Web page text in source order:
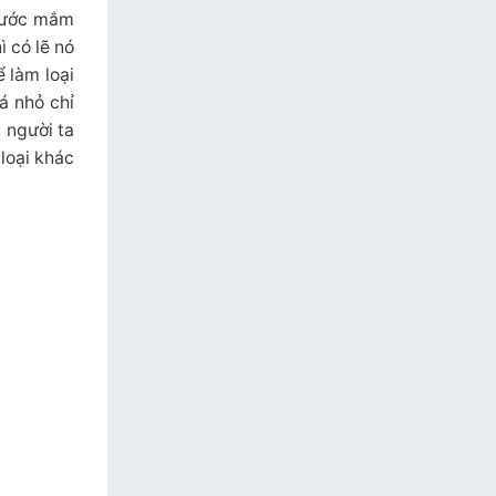
mắm
có lẽ nó
làm loại
nhỏ chỉ
người ta
khác